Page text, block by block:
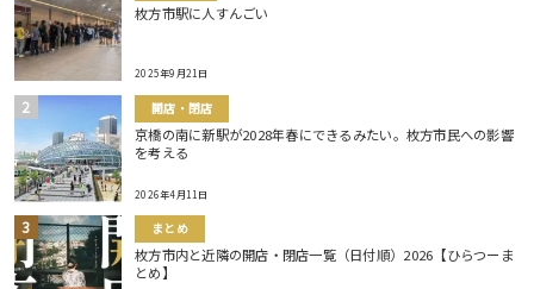
枚方市駅に人すんごい
2025年9月21日
開店・閉店
京橋の南に新駅が2028年春にできるみたい。枚方市民への影響
を考える
2026年4月11日
まとめ
枚方市内と近隣の開店・閉店一覧（日付順）2026【ひらつーま
とめ】